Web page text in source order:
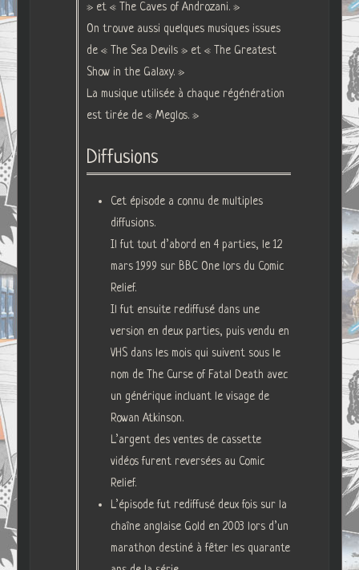
» et « The Caves of Androzani. »
On trouve aussi quelques musiques issues
de « The Sea Devils » et « The Greatest
Show in the Galaxy. »
La musique utilisée à chaque régénération
est tirée de « Meglos. »
Diffusions
Cet épisode a connu de multiples
diffusions.
Il fut tout d’abord en 4 parties, le 12
mars 1999 sur BBC One lors du Comic
Relief.
Il fut ensuite rediffusé dans une
version en deux parties, puis vendu en
VHS dans les mois qui suivent sous le
nom de The Curse of Fatal Death avec
un générique incluant le visage de
Rowan Atkinson.
L’argent des ventes de cassette
vidéos furent reversées au Comic
Relief.
L’épisode fut rediffusé deux fois sur la
chaîne anglaise Gold en 2003 lors d’un
marathon destiné à fêter les quarante